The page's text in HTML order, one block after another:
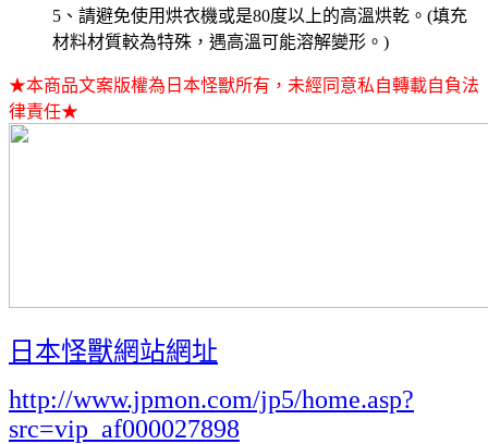
5、請避免使用烘衣機或是80度以上的高溫烘乾。(填充
材料材質較為特殊，遇高溫可能溶解變形。)
★本商品文案版權為日本怪獸所有，未經同意私自轉載自負法
律責任★
日本怪獸網站網址
http://www.jpmon.com/jp5/home.asp?
src=vip_af000027898